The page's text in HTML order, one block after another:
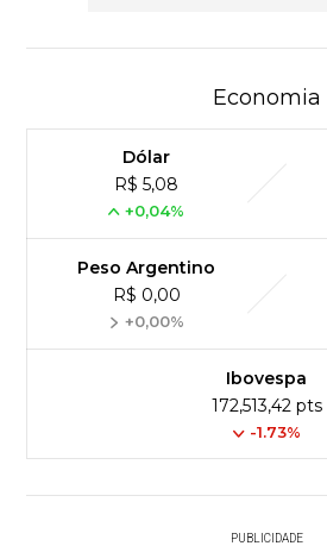
Economia
Dólar
R$ 5,08
+0,04%
Peso Argentino
R$ 0,00
+0,00%
Ibovespa
172,513,42 pts
-1.73%
PUBLICIDADE